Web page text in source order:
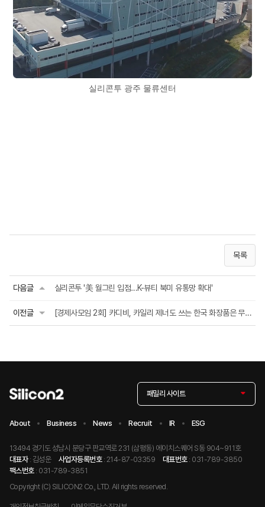
실리콘투 광주 물류센터
목록
다음글 실리콘투 '美 월그린 입점…K-뷰티 북미 유통망 확대'
이전글 [경제사모임 2회] 카디비, 카일리 제너도 쓰는 한국 화장품은 무엇?
패밀리 사이트
About Business News Recruit IR ESG
13494 경기도 성남시 분당구 판교역로 231 (삼평동) 에이치스퀘어 S동 904~911호
대표자: 김성운 사업자등록번호: 214-87-03359 대표번호: 031-789-3850
팩스번호: 031-789-3851
Copyright (C) SILICON2 Co., LTD. All rights reserved.